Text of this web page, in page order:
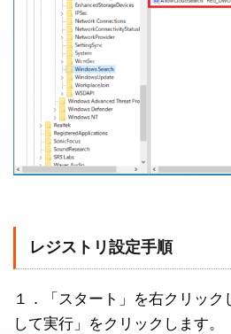
レジストリ設定手順
１．「スタート」を右クリック
して実行」をクリックします。